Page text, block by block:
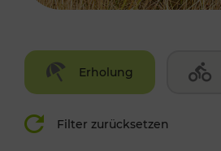
Erholung
Filter zurücksetzen